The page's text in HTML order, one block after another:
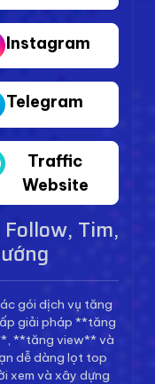
Instagram
Telegram
Traffic
Website
Tim,
gói dịch vụ tăng
giải pháp **tăng
**tăng view** và
dễ dàng lọt top
xem và xây dựng